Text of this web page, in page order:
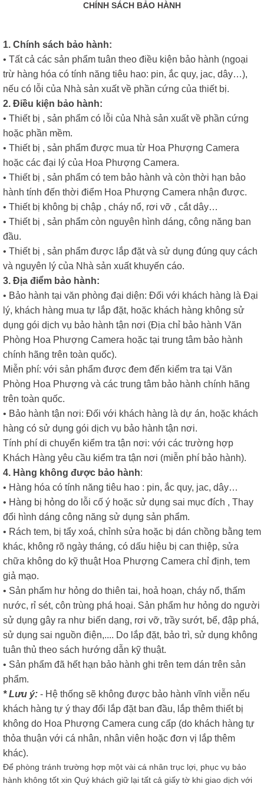
CHÍNH SÁCH BẢO HÀNH
1. Chính sách bảo hành:
• Tất cả các sản phẩm tuân theo điều kiện bảo hành (ngoại
trừ hàng hóa có tính năng tiêu hao: pin, ắc quy, jac, dây…),
nếu có lỗi của Nhà sản xuất về phần cứng của thiết bị.
2. Điều kiện bảo hành:
• Thiết bị , sản phẩm có lỗi của Nhà sản xuất về phần cứng
hoặc phần mềm.
• Thiết bị , sản phẩm được mua từ Hoa Phượng Camera
hoặc các đại lý của Hoa Phượng Camera.
• Thiết bị , sản phẩm có tem bảo hành và còn thời hạn bảo
hành tính đến thời điểm Hoa Phượng Camera nhận được.
• Thiết bị không bị chập , cháy nổ, rơi vỡ , cắt dây…
• Thiết bị , sản phẩm còn nguyên hình dáng, công năng ban
đầu.
• Thiết bị , sản phẩm được lắp đặt và sử dụng đúng quy cách
và nguyên lý của Nhà sản xuất khuyến cáo.
3. Địa điểm bảo hành:
• Bảo hành tại văn phòng đại diện: Đối với khách hàng là Đại
lý, khách hàng mua tự lắp đặt, hoặc khách hàng không sử
dụng gói dịch vụ bảo hành tận nơi (Địa chỉ bảo hành Văn
Phòng Hoa Phượng Camera hoặc tại trung tâm bảo hành
chính hãng trên toàn quốc).
Miễn phí: với sản phẩm được đem đến kiểm tra tại Văn
Phòng Hoa Phượng và các trung tâm bảo hành chính hãng
trên toàn quốc.
• Bảo hành tận nơi: Đối với khách hàng là dự án, hoặc khách
hàng có sử dụng gói dịch vụ bảo hành tận nơi.
Tính phí di chuyển kiểm tra tận nơi: với các trường hợp
Khách Hàng yêu cầu kiểm tra tận nơi (miễn phí bảo hành).
4. Hàng không được bảo hành:
• Hàng hóa có tính năng tiêu hao : pin, ắc quy, jac, dây…
• Hàng bị hỏng do lỗi cố ý hoặc sử dụng sai mục đích , Thay
đổi hình dáng công năng sử dụng sản phẩm.
• Rách tem, bị tẩy xoá, chỉnh sửa hoặc bị dán chồng bằng tem
khác, không rõ ngày tháng, có dấu hiệu bị can thiệp, sửa
chữa không do kỹ thuật Hoa Phượng Camera chỉ định, tem
giả mạo.
• Sản phẩm hư hỏng do thiên tai, hoả hoạn, cháy nổ, thấm
nước, rỉ sét, côn trùng phá hoại. Sản phẩm hư hỏng do người
sử dụng gây ra như biến dạng, rơi vỡ, trầy sướt, bể, đập phá,
sử dụng sai nguồn điện,.... Do lắp đặt, bảo trì, sử dụng không
tuân thủ theo sách hướng dẫn kỹ thuật.
• Sản phẩm đã hết hạn bảo hành ghi trên tem dán trên sản
phẩm.
* Lưu ý: - Hệ thống sẽ không được bảo hành vĩnh viễn nếu
khách hàng tự ý thay đổi lắp đặt ban đầu, lắp thêm thiết bị
không do Hoa Phượng Camera cung cấp (do khách hàng tự
thỏa thuận với cá nhân, nhân viên hoặc đơn vị lắp thêm
khác).
Để phòng tránh trường hợp một vài cá nhân trục lợi, phục vụ bảo
hành không tốt xin Quý khách giữ lại tất cả giấy tờ khi giao dịch với